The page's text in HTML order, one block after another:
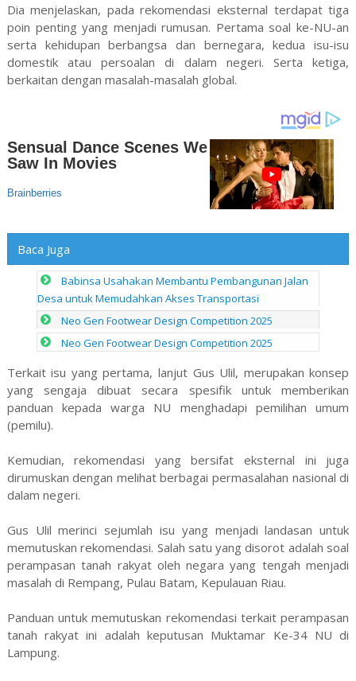
Dia menjelaskan, pada rekomendasi eksternal terdapat tiga
poin penting yang menjadi rumusan. Pertama soal ke-NU-an
serta kehidupan berbangsa dan bernegara, kedua isu-isu
domestik atau persoalan di dalam negeri. Serta ketiga,
berkaitan dengan masalah-masalah global.
Baca Juga
Babinsa Usahakan Membantu Pembangunan Jalan
Desa untuk Memudahkan Akses Transportasi
Neo Gen Footwear Design Competition 2025
Neo Gen Footwear Design Competition 2025
Terkait isu yang pertama, lanjut Gus Ulil, merupakan konsep
yang sengaja dibuat secara spesifik untuk memberikan
panduan kepada warga NU menghadapi pemilihan umum
(pemilu).
Kemudian, rekomendasi yang bersifat eksternal ini juga
dirumuskan dengan melihat berbagai permasalahan nasional di
dalam negeri.
Gus Ulil merinci sejumlah isu yang menjadi landasan untuk
memutuskan rekomendasi. Salah satu yang disorot adalah soal
perampasan tanah rakyat oleh negara yang tengah menjadi
masalah di Rempang, Pulau Batam, Kepulauan Riau.
Panduan untuk memutuskan rekomendasi terkait perampasan
tanah rakyat ini adalah keputusan Muktamar Ke-34 NU di
Lampung.